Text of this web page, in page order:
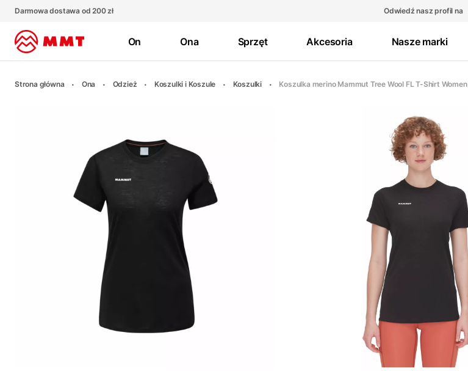
Darmowa dostawa od 200 zł Odwiedź nasz profil na
On Ona Sprzęt Akcesoria Nasze marki
Strona główna Ona Odzież Koszulki i Koszule Koszulki Koszulka merino Mammut Tree Wool FL T-Shirt Women